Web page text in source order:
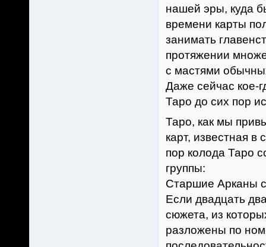
нашей эры, куда
времени карты
занимать
протяжении
с мастями
Даже сейчас кое-
Таро до сих пор
Таро, как мы
карт, известная
пор колода Таро
группы:
Старшие Арканы
Если двадцать
сюжета, из
разложены по